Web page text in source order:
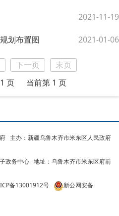
2021-11-19
划布置图 2021-01-06
下一页
末页
页 当前第 1 页
主办：新疆乌鲁木齐市米东区人民政府
政务中心 地址：乌鲁木齐市米东区府前
备13001912号
新公网安备